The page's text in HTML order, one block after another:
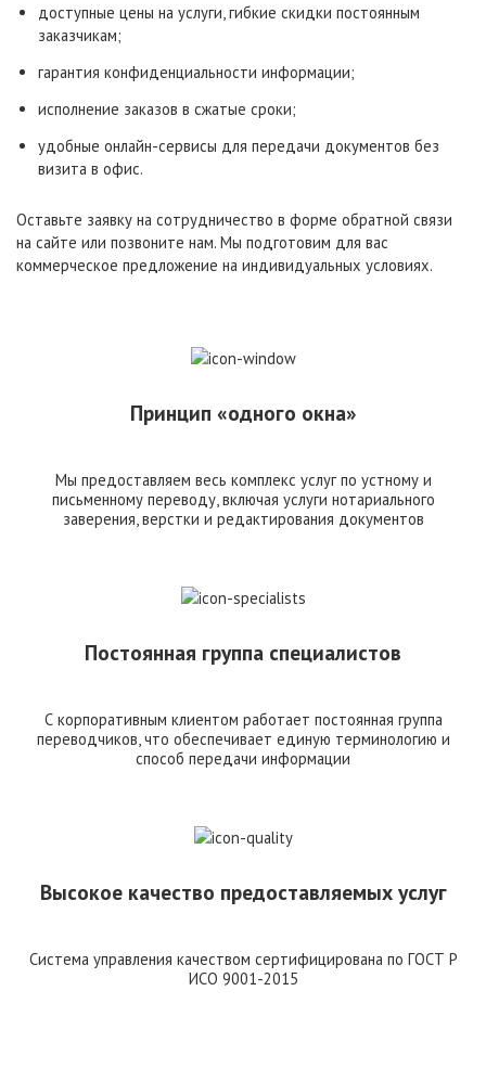
доступные цены на услуги, гибкие скидки постоянным
заказчикам;
гарантия конфиденциальности информации;
исполнение заказов в сжатые сроки;
удобные онлайн-сервисы для передачи документов без
визита в офис.
Оставьте заявку на сотрудничество в форме обратной связи
на сайте или позвоните нам. Мы подготовим для вас
коммерческое предложение на индивидуальных условиях.
Принцип «одного окна»
Мы предоставляем весь комплекс услуг по устному и
письменному переводу, включая услуги нотариального
заверения, верстки и редактирования документов
Постоянная группа специалистов
С корпоративным клиентом работает постоянная группа
переводчиков, что обеспечивает единую терминологию и
способ передачи информации
Высокое качество предоставляемых услуг
Система управления качеством сертифицирована по ГОСТ Р
ИСО 9001-2015